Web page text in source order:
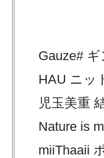
Gauze# ギ
HAU ニッ
児玉美重
Nature is
miiThaaii